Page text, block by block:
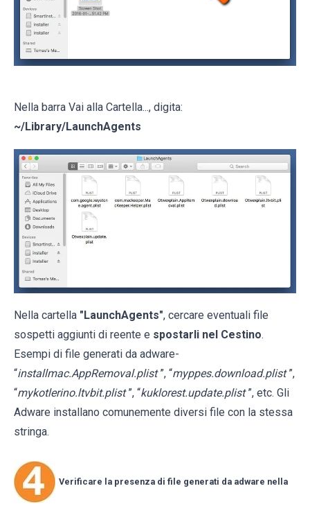
Nella barra Vai alla Cartella..., digita:
~/Library/LaunchAgents
Nella cartella "LaunchAgents", cercare eventuali file
sospetti aggiunti di reente e spostarli nel Cestino.
Esempi di file generati da adware-
“installmac.AppRemoval.plist ”, “myppes.download.plist ”,
“mykotlerino.ltvbit.plist ”, “kuklorest.update.plist ”, etc. Gli
Adware installano comunemente diversi file con la stessa
stringa.
Verificare la presenza di file generati da adware nella